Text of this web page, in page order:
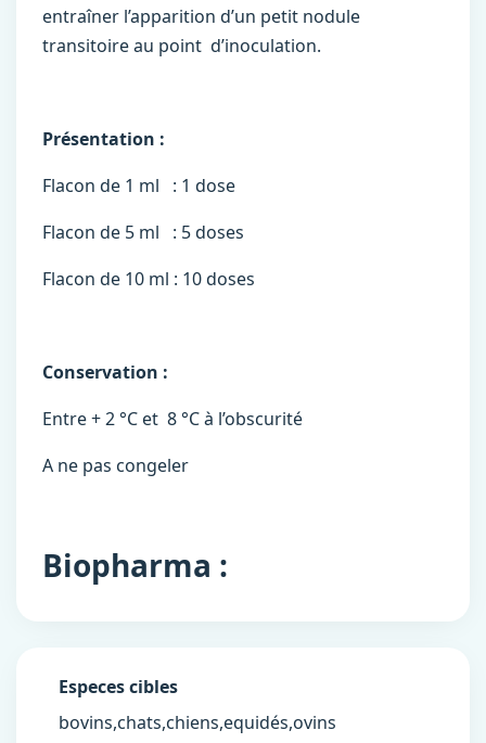
entraîner l’apparition d’un petit nodule
transitoire au point d’inoculation.
Présentation :
Flacon de 1 ml : 1 dose
Flacon de 5 ml : 5 doses
Flacon de 10 ml : 10 doses
Conservation :
Entre + 2 °C et 8 °C à l’obscurité
A ne pas congeler
Biopharma :
Especes cibles
bovins,chats,chiens,equidés,ovins